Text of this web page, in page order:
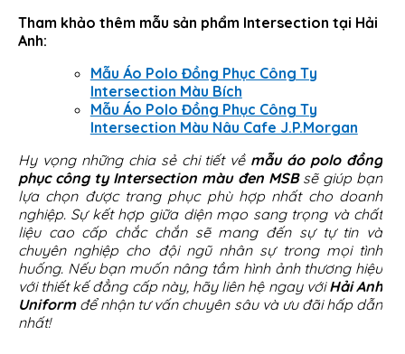
Tham khảo thêm mẫu sản phẩm Intersection tại Hải
Anh:
Mẫu Áo Polo Đồng Phục Công Ty
Intersection Màu Bích
Mẫu Áo Polo Đồng Phục Công Ty
Intersection Màu Nâu Cafe J.P.Morgan
Hy vọng những chia sẻ chi tiết về mẫu áo polo đồng
phục công ty Intersection màu đen MSBsẽ giúp bạn
lựa chọn được trang phục phù hợp nhất cho doanh
nghiệp. Sự kết hợp giữa diện mạo sang trọng và chất
liệu cao cấp chắc chắn sẽ mang đến sự tự tin và
chuyên nghiệp cho đội ngũ nhân sự trong mọi tình
huống. Nếu bạn muốn nâng tầm hình ảnh thương hiệu
với thiết kế đẳng cấp này, hãy liên hệ ngay vớiHải Anh
Uniformđể nhận tư vấn chuyên sâu và ưu đãi hấp dẫn
nhất!